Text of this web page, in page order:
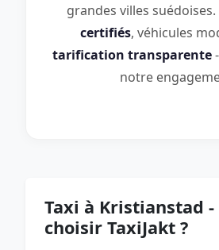
grandes villes suédoises.
certifiés, véhicules
tarification transparente
notre
Taxi à Kristianstad
choisir TaxiJakt ?